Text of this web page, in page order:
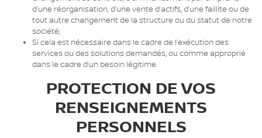
d’une réorganisation, d’une vente d’actifs, d’une faillite ou de
tout autre changement de la structure ou du statut de notre
société;
Si cela est nécessaire dans le cadre de l’exécution des
services ou des solutions demandés, ou comme approprié
dans le cadre d’un besoin légitime.
PROTECTION DE VOS
RENSEIGNEMENTS
PERSONNELS